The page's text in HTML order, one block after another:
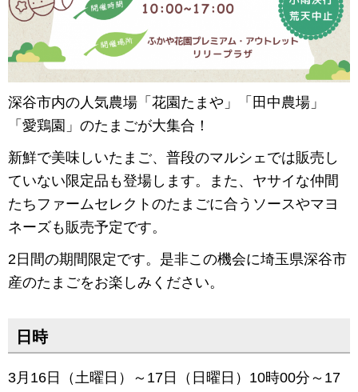
深谷市内の人気農場「花園たまや」「田中農場」
「愛鶏園」のたまごが大集合！
新鮮で美味しいたまご、普段のマルシェでは販売し
ていない限定品も登場します。また、ヤサイな仲間
たちファームセレクトのたまごに合うソースやマヨ
ネーズも販売予定です。
2日間の期間限定です。是非この機会に埼玉県深谷市
産のたまごをお楽しみください。
日時
3月16日（土曜日）～17日（日曜日）10時00分～17